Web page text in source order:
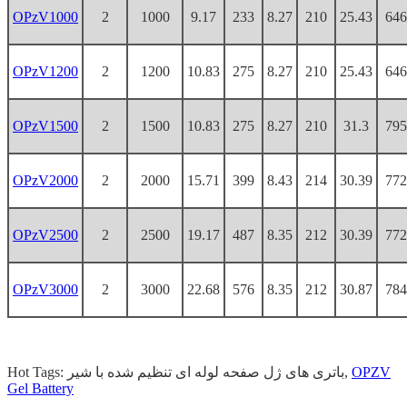
OPzV1000 2 1000 9.17 233 8.27 210 25.43 646
OPzV1200 2 1200 10.83 275 8.27 210 25.43 646
OPzV1500 2 1500 10.83 275 8.27 210 31.3 795
OPzV2000 2 2000 15.71 399 8.43 214 30.39 772
OPzV2500 2 2500 19.17 487 8.35 212 30.39 772
OPzV3000 2 3000 22.68 576 8.35 212 30.87 784
Hot Tags: باتری های ژل صفحه لوله ای تنظیم شده با شیر, OPZV
Gel Battery